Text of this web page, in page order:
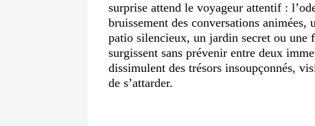
surprise attend le voyageur attentif :
bruissement des conversations
patio silencieux, un jardin secret ou une
surgissent sans prévenir entre deux
dissimulent des trésors insoupçonnés,
de s’attarder.